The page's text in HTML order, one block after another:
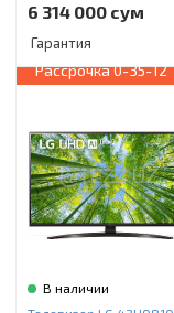
6 314 000 сум
Гарантия
Рассрочка0-35-12
В наличии